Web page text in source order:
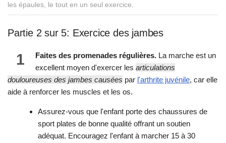
les épaules, le tout en un seul exercice.
Partie 2 sur 5: Exercice des jambes
1 Faites des promenades régulières. La marche est un
excellent moyen d'exercer les articulations
douloureuses des jambes causées par l'arthrite juvénile, car elle
aide à renforcer les muscles et les os.
Assurez-vous que l'enfant porte des chaussures de
sport plates de bonne qualité offrant un soutien
adéquat. Encouragez l'enfant à marcher 15 à 30